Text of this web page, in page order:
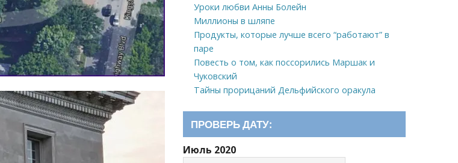
Уроки любви Анны Болейн
Миллионы в шляпе
Продукты, которые лучше всего “работают” в
паре
Повесть о том, как поссорились Маршак и
Чуковский
Тайны прорицаний Дельфийского оракула
ПРОВЕРЬ ДАТУ:
Июль 2020